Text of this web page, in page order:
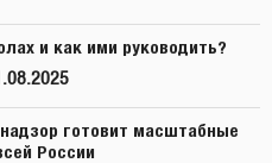
и как ими руководить?
готовит масштабные
России